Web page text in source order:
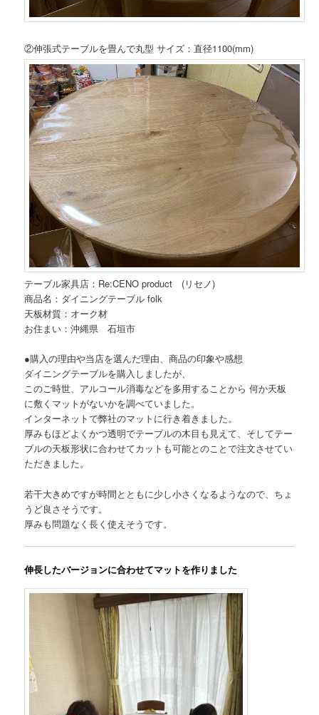
②伸張式テーブルを畳んで丸型 サイズ：直径1100(mm)
テーブル家具店：Re:CENO product (リセノ)
商品名：ダイニングテーブル folk
天板材質：オーク材
お住まい：沖縄県 石垣市
●購入の理由や当店を選んだ理由、商品の印象や感想
ダイニングテーブルを購入しましたが、
このご時世、アルコール消毒などを多用することから 何か天板
に敷くマットがないかを調べていました。
インターネットで弊社のマットに行き着きました。
厚みもほどよくかつ透明でテーブルの木目も見えて、そしてテー
ブルの天板形状に合わせてカットも可能とのことで注文させてい
ただきました。
若干大きめですが時間とともに少し小さくなるようなので、ちょ
うど良さそうです。
厚みも問題なく長く使えそうです。
伸長したバージョンに合わせてマットを作りました